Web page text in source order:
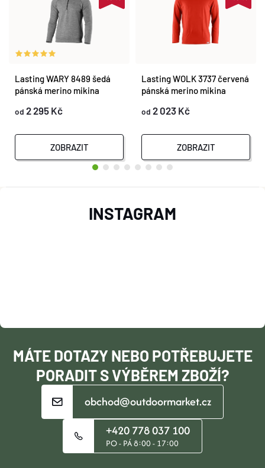
Lasting WARY 8489 šedá
pánská merino mikina
od 2 295 Kč
ZOBRAZIT
Lasting WOLK 3737 červená
pánská merino mikina
od 2 023 Kč
ZOBRAZIT
T
MÁTE DOTAZY NEBO POTŘEBUJETE
PORADIT S VÝBĚREM ZBOŽÍ?
obchod@outdoormarket.cz
+420 778 037 100
PO - PÁ 8:00 - 17:00
INSTAGRAM